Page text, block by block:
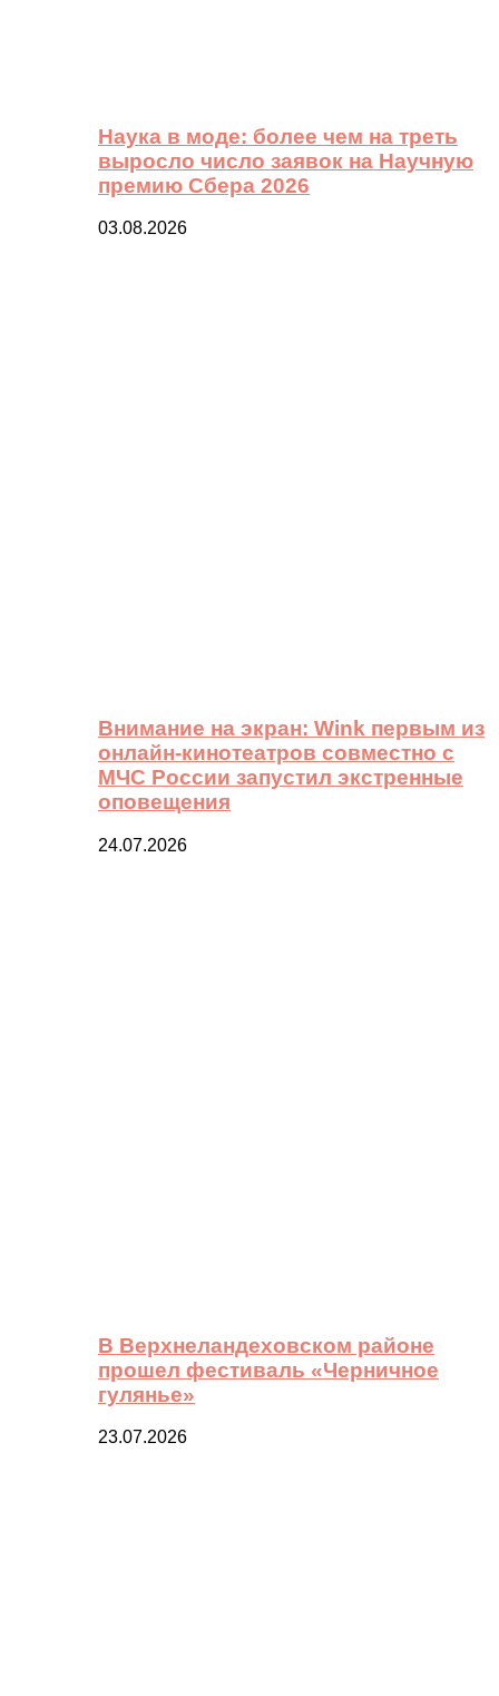
Наука в моде: более чем на треть
выросло число заявок на Научную
премию Сбера 2026
03.08.2026
Внимание на экран: Wink первым из
онлайн-кинотеатров совместно с
МЧС России запустил экстренные
оповещения
24.07.2026
В Верхнеландеховском районе
прошел фестиваль «Черничное
гулянье»
23.07.2026